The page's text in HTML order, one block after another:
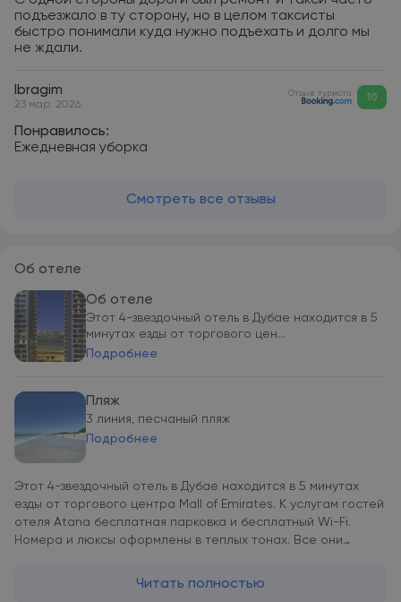
подъезжало в ту сторону, но в целом таксисты
быстро понимали куда нужно подъехать и долго мы
не ждали.
Ibragim
23 мар. 2026
Отзыв туриста 10
Понравилось:
Ежедневная уборка
Смотреть все отзывы
Об отеле
Об отеле
Этот 4-звездочный отель в Дубае находится в 5
минутах езды от торгового цен...
Подробнее
Пляж
3 линия, песчаный пляж
Подробнее
Этот 4-звездочный отель в Дубае находится в 5 минутах
езды от торгового центра Mall of Emirates. К услугам гостей
отеля Atana бесплатная парковка и бесплатный Wi-Fi.
Номера и люксы оформлены в теплых тонах. Все они
принадлежности для чая/кофе. В течение всего дня гости
Читать полностью